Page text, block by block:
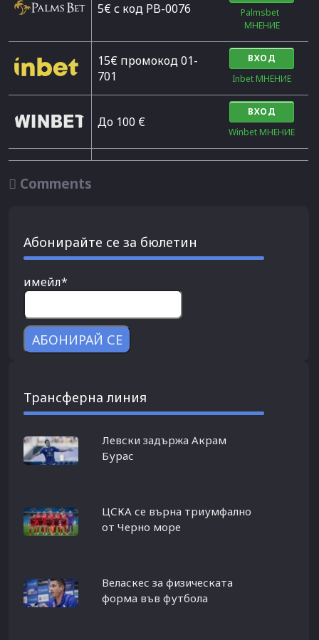
5€ с код PB-0076
Palmsbet
МНЕНИЕ
15€ промокод 01-
701
ВХОД
Inbet МНЕНИЕ
До 100 €
ВХОД
Winbet МНЕНИЕ
 Comments
Абонирайте се за бюлетин
имейл*
Трансферна линия
Левски задържа Акрам
Бурас
ЦСКА се върна триумфално
от Черно море
Веласкес за физическата
форма във футбола